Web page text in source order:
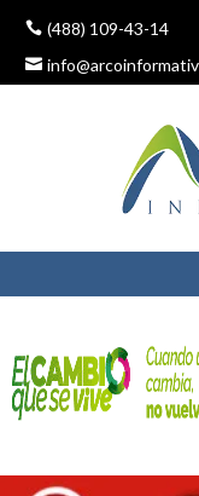
(488) 109-43-14